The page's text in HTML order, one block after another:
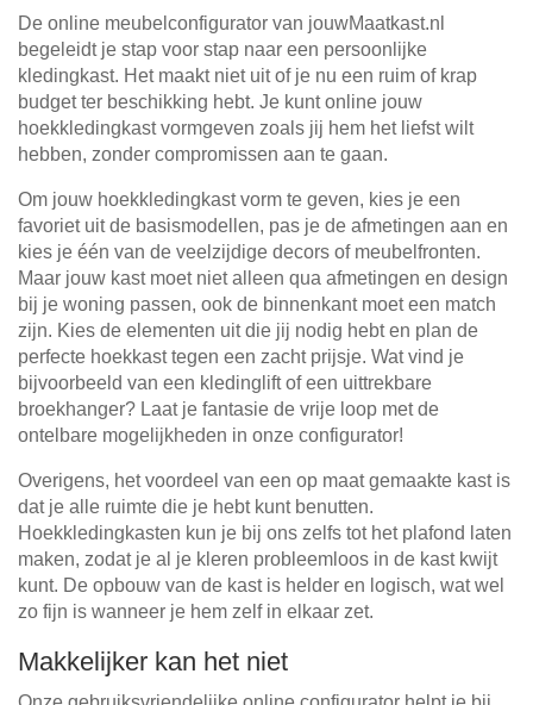
De online meubelconfigurator van jouwMaatkast.nl
begeleidt je stap voor stap naar een persoonlijke
kledingkast. Het maakt niet uit of je nu een ruim of krap
budget ter beschikking hebt. Je kunt online jouw
hoekkledingkast vormgeven zoals jij hem het liefst wilt
hebben, zonder compromissen aan te gaan.
Om jouw hoekkledingkast vorm te geven, kies je een
favoriet uit de basismodellen, pas je de afmetingen aan en
kies je één van de veelzijdige decors of meubelfronten.
Maar jouw kast moet niet alleen qua afmetingen en design
bij je woning passen, ook de binnenkant moet een match
zijn. Kies de elementen uit die jij nodig hebt en plan de
perfecte hoekkast tegen een zacht prijsje. Wat vind je
bijvoorbeeld van een kledinglift of een uittrekbare
broekhanger? Laat je fantasie de vrije loop met de
ontelbare mogelijkheden in onze configurator!
Overigens, het voordeel van een op maat gemaakte kast is
dat je alle ruimte die je hebt kunt benutten.
Hoekkledingkasten kun je bij ons zelfs tot het plafond laten
maken, zodat je al je kleren probleemloos in de kast kwijt
kunt. De opbouw van de kast is helder en logisch, wat wel
zo fijn is wanneer je hem zelf in elkaar zet.
Makkelijker kan het niet